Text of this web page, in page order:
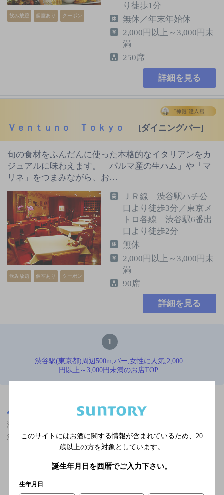
飲み放題 個室あり クーポン
り徒歩1分
無休／年末年始休
2,000円以上～3,000円未
満
250席
詳細を見る
Ｖｅｎｔｕｎｏ Ｔｏｋｙｏ [ダイニングバー]
旬の食材をふんだんに使った本格的なイタリアンをカ
ジュアルに味わえます。「パルマ産の生ハム」や「マ
リネ」をつまみながら、お…
飲み放題 個室あり クーポン
ＪＲ線 渋谷駅ハチ公
口より徒歩3分／東京メ
トロ各線 渋谷駅6番出
口より徒歩2分
無休
2,000円以上～3,000円未
満
90席
詳細を見る
1
渋谷駅(東京都)周辺500m,バー,女性に人気,2,000
円以上～3,000円未満のお店TOP
渋谷駅(東京都)周辺500m
渋谷駅(東京都)周辺500m,バー,女性に人気,2,000円以上～3,000円未
満のお店
関連ページ
このサイトにはお酒に関する情報が含まれているため、 20
歳以上の方を対象としています。
誕生年月日を西暦でご入力下さい。
生年月日